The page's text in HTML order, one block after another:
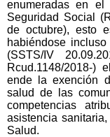
enumeradas en
Seguridad Social
de octubre), esto
habiéndose
(SSTS/IV
Rcud.1148/2018-)
ende la exención
salud de las
competencias
asistencia
Salud.